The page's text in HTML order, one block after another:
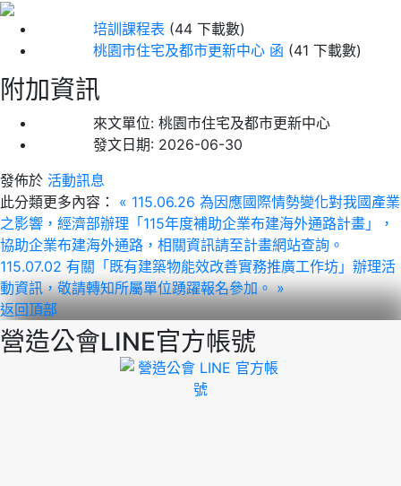
培訓課程表 (44 下載數)
桃園市住宅及都市更新中心 函 (41 下載數)
附加資訊
來文單位: 桃園市住宅及都市更新中心
發文日期: 2026-06-30
發佈於 活動訊息
此分類更多內容：
« 115.06.26 為因應國際情勢變化對我國產業
之影響，經濟部辦理「115年度補助企業布建海外通路計畫」，
協助企業布建海外通路，相關資訊請至計畫網站查詢。
115.07.02 有關「既有建築物能效改善實務推廣工作坊」辦理活
動資訊，敬請轉知所屬單位踴躍報名參加。 »
返回頂部
營造公會LINE官方帳號